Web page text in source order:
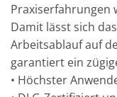
Praxiserfahrungen
Damit lässt sich
Arbeitsablauf auf
garantiert ein
• Höchster